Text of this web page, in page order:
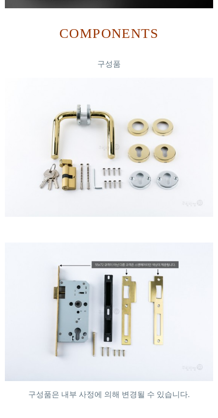
COMPONENTS
구성품
구성품은 내부 사정에 의해 변경될 수 있습니다.